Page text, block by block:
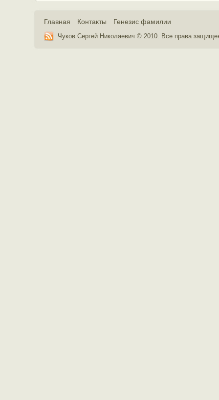
Главная Контакты Генезис фамилии
Чуков Сергей Николаевич © 2010. Все права